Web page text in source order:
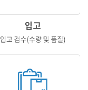
입고
입고 검수(수량 및 품질)